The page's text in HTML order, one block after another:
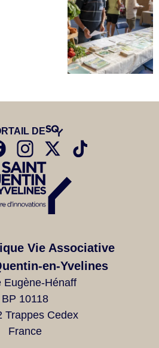
DE
Vie Associative
en-Yvelines
Eugène-Hénaff
BP 10118
Trappes Cedex
France